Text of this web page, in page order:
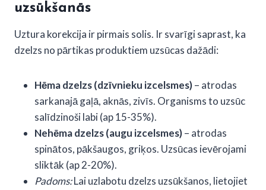
uzsūkšanās
Uztura korekcija ir pirmais solis. Ir svarīgi saprast, ka
dzelzs no pārtikas produktiem uzsūcas dažādi:
Hēma dzelzs (dzīvnieku izcelsmes)– atrodas
sarkanajā gaļā, aknās, zivīs. Organisms to uzsūc
salīdzinoši labi (ap 15-35%).
Nehēma dzelzs (augu izcelsmes)– atrodas
spinātos, pākšaugos, griķos. Uzsūcas ievērojami
sliktāk (ap 2-20%).
Padoms:Lai uzlabotu dzelzs uzsūkšanos, lietojiet